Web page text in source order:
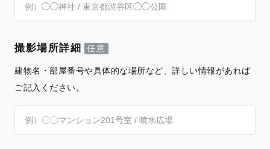
撮影場所詳細
建物名・部屋番号や具体的な場所など、詳しい情報があれば
ご記入ください。